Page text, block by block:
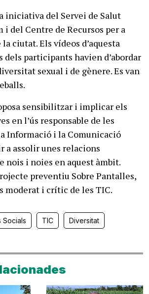
iniciativa del Servei de Salut
i del Centre de Recursos per a
ciutat. Els vídeos d’aquesta
dels participants havien d’abordar
sexual i de gènere. Es van
sensibilitzar i implicar els
en l’ús responsable de les
Informació i la Comunicació
a assolir unes relacions
nois i noies en aquest àmbit.
preventiu Sobre Pantalles,
moderat i crític de les TIC.
Socials TIC Diversitat